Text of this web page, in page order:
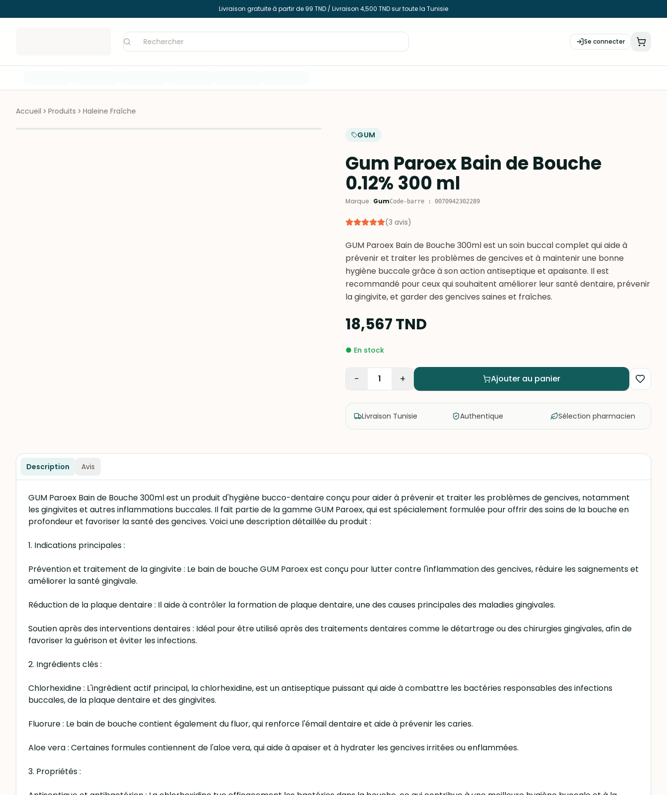
Livraison gratuite à partir de 99 TND / Livraison 4,500 TND sur toute la Tunisie
Se connecter
Accueil Produits Haleine Fraîche
GUM
Gum Paroex Bain de Bouche
0.12% 300 ml
Marque : GumCode-barre : 0070942302289
(3 avis)
GUM Paroex Bain de Bouche 300ml est un soin buccal complet qui aide à
prévenir et traiter les problèmes de gencives et à maintenir une bonne
hygiène buccale grâce à son action antiseptique et apaisante. Il est
recommandé pour ceux qui souhaitent améliorer leur santé dentaire, prévenir
la gingivite, et garder des gencives saines et fraîches.
18,567TND
● En stock
− 1 + Ajouter au panier
Livraison Tunisie Authentique Sélection pharmacien
Description Avis
GUM Paroex Bain de Bouche 300ml est un produit d'hygiène bucco-dentaire conçu pour aider à prévenir et traiter les problèmes de gencives, notamment
les gingivites et autres inflammations buccales. Il fait partie de la gamme GUM Paroex, qui est spécialement formulée pour offrir des soins de la bouche en
profondeur et favoriser la santé des gencives. Voici une description détaillée du produit :
1. Indications principales :
Prévention et traitement de la gingivite : Le bain de bouche GUM Paroex est conçu pour lutter contre l'inflammation des gencives, réduire les saignements et
améliorer la santé gingivale.
Réduction de la plaque dentaire : Il aide à contrôler la formation de plaque dentaire, une des causes principales des maladies gingivales.
Soutien après des interventions dentaires : Idéal pour être utilisé après des traitements dentaires comme le détartrage ou des chirurgies gingivales, afin de
favoriser la guérison et éviter les infections.
2. Ingrédients clés :
Chlorhexidine : L'ingrédient actif principal, la chlorhexidine, est un antiseptique puissant qui aide à combattre les bactéries responsables des infections
buccales, de la plaque dentaire et des gingivites.
Fluorure : Le bain de bouche contient également du fluor, qui renforce l'émail dentaire et aide à prévenir les caries.
Aloe vera : Certaines formules contiennent de l'aloe vera, qui aide à apaiser et à hydrater les gencives irritées ou enflammées.
3. Propriétés :